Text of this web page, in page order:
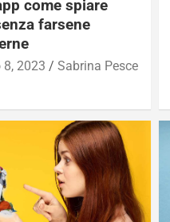
come spiare
farsene
8, 2023 Sabrina Pesce